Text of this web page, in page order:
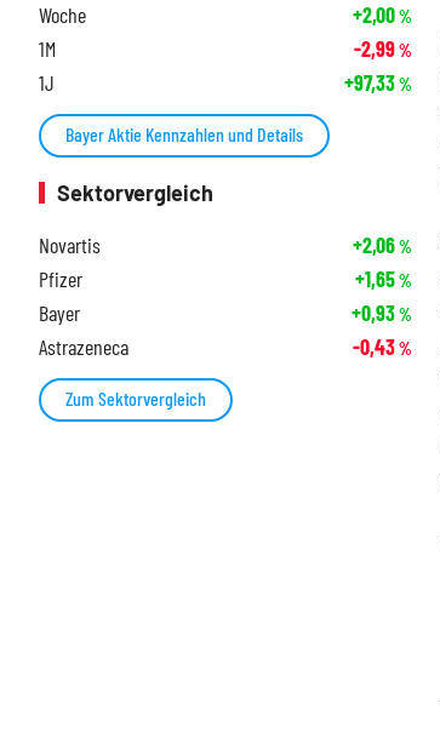
Woche +2,00%
1M -2,99%
1J +97,33%
Bayer Aktie Kennzahlen und Details
Sektorvergleich
Novartis
+2,06%
Pfizer +1,65%
Bayer +0,93%
Astrazeneca -0,43%
Zum Sektorvergleich